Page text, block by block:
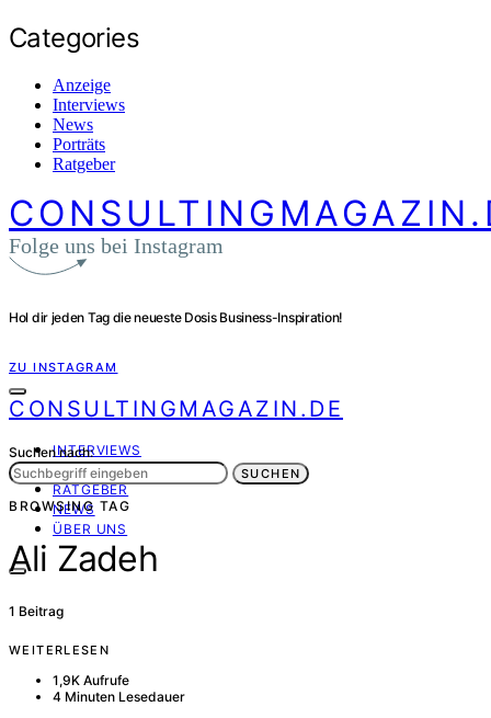
Categories
Anzeige
Interviews
News
Porträts
Ratgeber
Folge uns bei Instagram
Hol dir jeden Tag die neueste Dosis Business-Inspiration!
ZU INSTAGRAM
CONSULTINGMAGAZIN.DE
INTERVIEWS
PORTRÄT
RATGEBER
NEWS
ÜBER UNS
Suchen nach:
SUCHEN
BROWSING TAG
Ali Zadeh
1 Beitrag
WEITERLESEN
1,9K Aufrufe
4 Minuten Lesedauer